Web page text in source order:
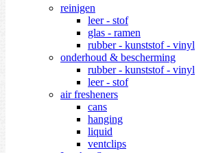
reinigen
leer - stof
glas - ramen
rubber - kunststof - vinyl
onderhoud & bescherming
rubber - kunststof - vinyl
leer - stof
air fresheners
cans
hanging
liquid
ventclips